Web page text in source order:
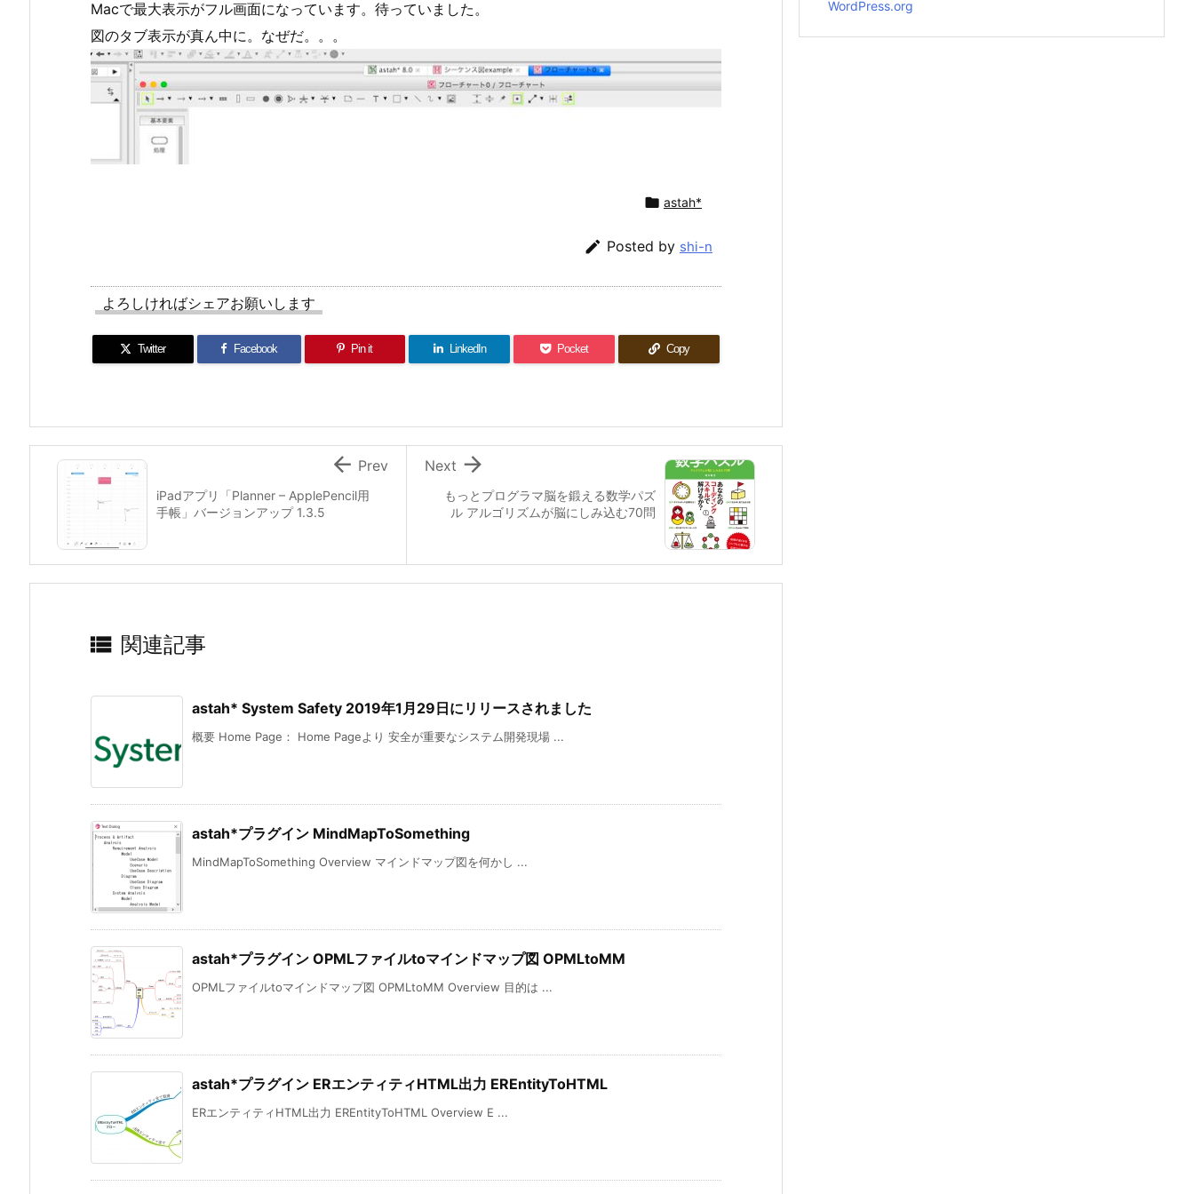
Macで最大表示がフル画面になっています。待っていました。
図のタブ表示が真ん中に。なぜだ。。。
 astah*
 Posted by shi-n
よろしければシェアお願いします
Twitter Facebook Pin it LinkedIn Pocket Copy
もっとプログラマ脳を鍛える数学パズ
ル アルゴリズムが脳にしみ込む70問

Next
iPadアプリ「Planner – ApplePencil用
手帳」バージョンアップ 1.3.5
 Prev
 関連記事
astah* System Safety 2019年1月29日にリリースされました
概要 Home Page： Home Pageより 安全が重要なシステム開発現場 ...
astah*プラグイン MindMapToSomething
MindMapToSomething Overview マインドマップ図を何かし ...
astah*プラグイン OPMLファイルtoマインドマップ図 OPMLtoMM
OPMLファイルtoマインドマップ図 OPMLtoMM Overview 目的は ...
astah*プラグイン ERエンティティHTML出力 EREntityToHTML
ERエンティティHTML出力 EREntityToHTML Overview E ...
WordPress.org